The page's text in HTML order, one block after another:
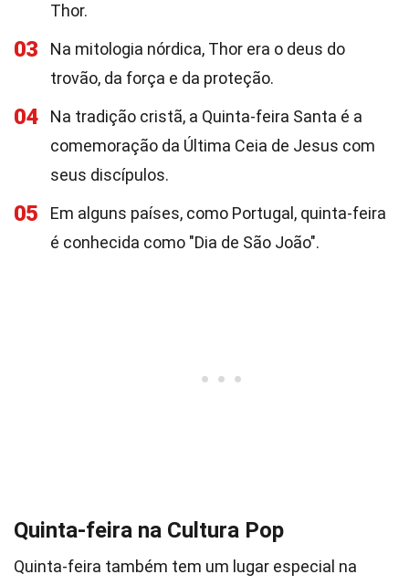
Thor.
03
Na mitologia nórdica, Thor era o deus do
trovão, da força e da proteção.
04
Na tradição cristã, a Quinta-feira Santa é a
comemoração da Última Ceia de Jesus com
seus discípulos.
05
Em alguns países, como Portugal, quinta-feira
é conhecida como "Dia de São João".
Quinta-feira na Cultura Pop
Quinta-feira também tem um lugar especial na